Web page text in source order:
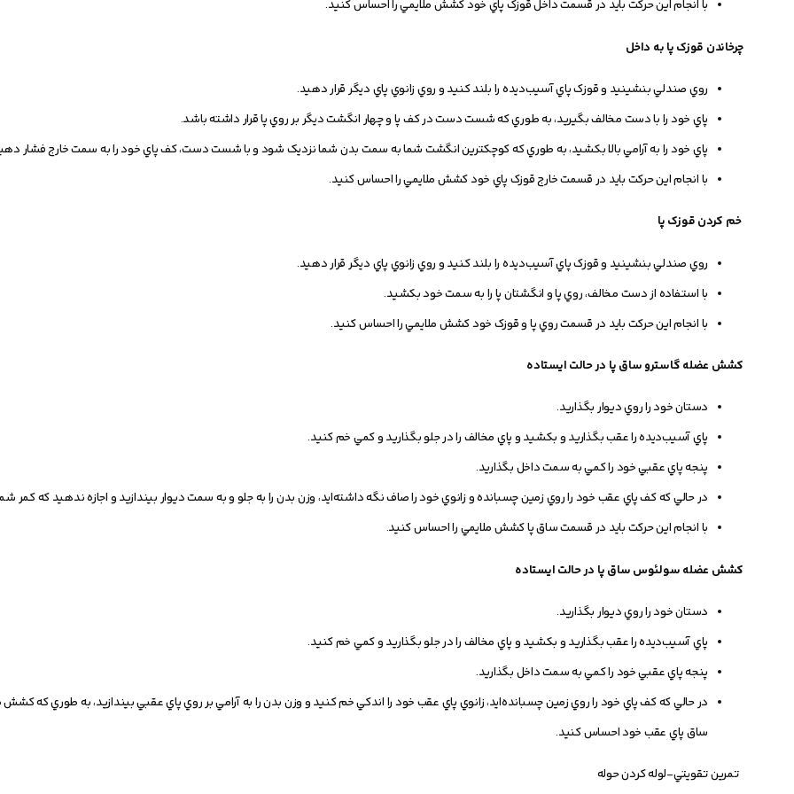
با انجام اين حرکت بايد در قسمت داخل قوزک پاي خود کشش ملايمي را احساس کنيد.
چرخاندن قوزک پا به داخل
روي صندلي بنشينيد و قوزک پاي آسيب‌ديده را بلند کنيد و روي زانوي پاي ديگر قرار دهيد.
پاي خود را با دست مخالف بگيريد، به طوري که شست دست در کف پا و چهار انگشت ديگر بر روي پا قرار داشته باشد.
پاي خود را به آرامي بالا بکشيد، به طوري که کوچکترين انگشت شما به سمت بدن شما نزديک شود و با شست دست، کف پاي خود را به سمت خارج فشار
با انجام اين حرکت بايد در قسمت خارج قوزک پاي خود کشش ملايمي را احساس کنيد.
خم کردن قوزک پا
روي صندلي بنشينيد و قوزک پاي آسيب‌ديده را بلند کنيد و روي زانوي پاي ديگر قرار دهيد.
با استفاده از دست مخالف، روي پا و انگشتان پا را به سمت خود بکشيد.
با انجام اين حرکت بايد در قسمت روي پا و قوزک خود کشش ملايمي را احساس کنيد.
کشش عضله گاسترو ساق پا در حالت ايستاده
دستان خود را روي ديوار بگذاريد.
پاي آسيب‌ديده را عقب بگذاريد و بکشيد و پاي مخالف را در جلو بگذاريد و کمي خم کنيد.
پنجه پاي عقبي خود را کمي به سمت داخل بگذاريد.
در حالي که کف پاي عقب خود را روي زمين چسبانده و زانوي خود را صاف نگه داشته‌ايد، وزن بدن را به جلو و به سمت ديوار بيندازيد و اجازه ندهيد که کمر
با انجام اين حرکت بايد در قسمت ساق پا کشش ملايمي را احساس کنيد.
کشش عضله سولئوس ساق پا در حالت ايستاده
دستان خود را روي ديوار بگذاريد.
پاي آسيب‌ديده را عقب بگذاريد و بکشيد و پاي مخالف را در جلو بگذاريد و کمي خم کنيد.
پنجه پاي عقبي خود را کمي به سمت داخل بگذاريد.
در حالي که کف پاي خود را روي زمين چسبانده‌ايد، زانوي پاي عقب خود را اندکي خم کنيد و وزن بدن را به آرامي بر روي پاي عقبي بيندازيد، به طوري که کشش
ساق پاي عقب خود احساس کنيد.
تمرين تقويتي-لوله کردن حوله